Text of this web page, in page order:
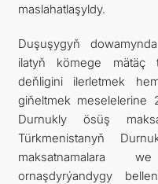
maslahatlaşyldy.
Duşuşygyň
ilatyň kömege mätäç
deňligini ilerletmek
giňeltmek
Durnukly ösüş
Türkmenistanyň
maksatnamalara
ornaşdyrýandygy